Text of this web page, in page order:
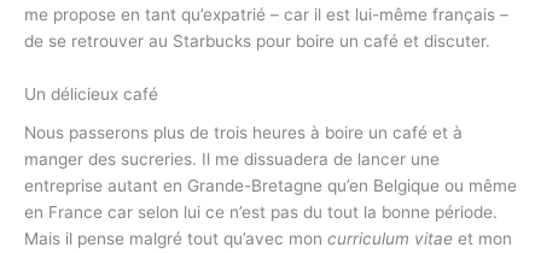
me propose en tant qu’expatrié – car il est lui-même français –
de se retrouver au Starbucks pour boire un café et discuter.
Un délicieux café
Nous passerons plus de trois heures à boire un café et à
manger des sucreries. Il me dissuadera de lancer une
entreprise autant en Grande-Bretagne qu’en Belgique ou même
en France car selon lui ce n’est pas du tout la bonne période.
Mais il pense malgré tout qu’avec mon curriculum vitae et mon